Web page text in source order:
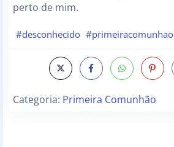
perto de mim.
#desconhecido #primeiracomunhao
Categoria: Primeira Comunhão